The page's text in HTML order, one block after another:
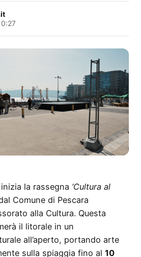
inizia la rassegna ‘Cultura al
Comune di Pescara
alla Cultura. Questa
il litorale in un
all’aperto, portando arte
sulla spiaggia fino al 10